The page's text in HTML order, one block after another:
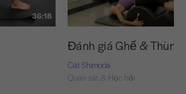
36:18
Đánh giá Ghế & Thùng
Cát Shimoda
Quan sát & Học hỏi